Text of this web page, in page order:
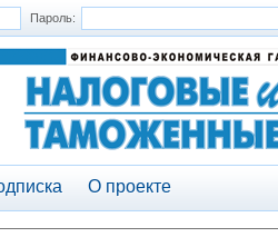
Пароль:
О проекте